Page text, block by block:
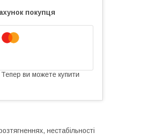
покупця
Тепер ви можете купити
нестабільності